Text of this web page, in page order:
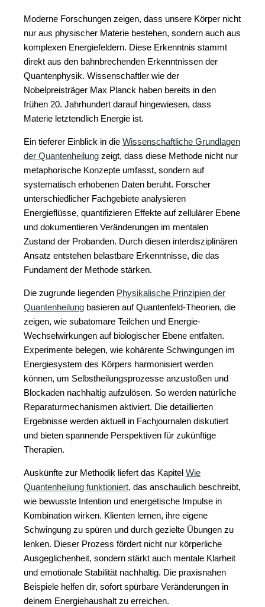
Moderne Forschungen zeigen, dass unsere Körper nicht
nur aus physischer Materie bestehen, sondern auch aus
komplexen Energiefeldern. Diese Erkenntnis stammt
direkt aus den bahnbrechenden Erkenntnissen der
Quantenphysik. Wissenschaftler wie der
Nobelpreisträger Max Planck haben bereits in den
frühen 20. Jahrhundert darauf hingewiesen, dass
Materie letztendlich Energie ist.
Ein tieferer Einblick in dieWissenschaftliche Grundlagen
der Quantenheilung zeigt, dass diese Methode nicht nur
metaphorische Konzepte umfasst, sondern auf
systematisch erhobenen Daten beruht. Forscher
unterschiedlicher Fachgebiete analysieren
Energieflüsse, quantifizieren Effekte auf zellulärer Ebene
und dokumentieren Veränderungen im mentalen
Zustand der Probanden. Durch diesen interdisziplinären
Ansatz entstehen belastbare Erkenntnisse, die das
Fundament der Methode stärken.
Die zugrunde liegenden Physikalische Prinzipien der
Quantenheilung basieren auf Quantenfeld-Theorien, die
zeigen, wie subatomare Teilchen und Energie-
Wechselwirkungen auf biologischer Ebene entfalten.
Experimente belegen, wie kohärente Schwingungen im
Energiesystem des Körpers harmonisiert werden
können, um Selbstheilungsprozesse anzustoßen und
Blockaden nachhaltig aufzulösen. So werden natürliche
Reparaturmechanismen aktiviert. Die detaillierten
Ergebnisse werden aktuell in Fachjournalen diskutiert
und bieten spannende Perspektiven für zukünftige
Therapien.
Auskünfte zur Methodik liefert das KapitelWie
Quantenheilung funktioniert, das anschaulich beschreibt,
wie bewusste Intention und energetische Impulse in
Kombination wirken. Klienten lernen, ihre eigene
Schwingung zu spüren und durch gezielte Übungen zu
lenken. Dieser Prozess fördert nicht nur körperliche
Ausgeglichenheit, sondern stärkt auch mentale Klarheit
und emotionale Stabilität nachhaltig. Die praxisnahen
Beispiele helfen dir, sofort spürbare Veränderungen in
deinem Energiehaushalt zu erreichen.